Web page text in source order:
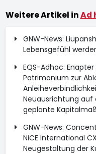
Weitere Artikel inAd
GNW-News:
Lebensgefühl
EQS-Adhoc:
Patrimonium zur
Neuausrichtung
geplante
GNW-News:
NiCE International
Neugestaltung der